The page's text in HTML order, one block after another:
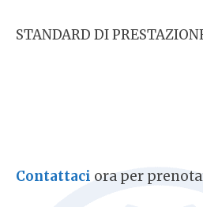
STANDARD DI
Contattaci ora per